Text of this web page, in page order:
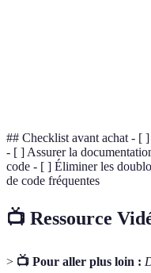
## Checklist avant achat - [
- [ ] Assurer la
code - [ ] Éliminer les
de code fréquentes
📺 Ressource
> 📺 Pour aller plus loin :